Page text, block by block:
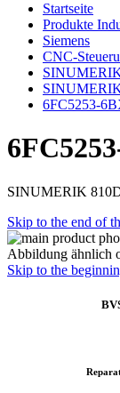
Startseite
Produkte
Siemens
CNC-
6FC5253-
SINUMERIK
Skip to the end of
Abbildung ähnlich
Skip to the